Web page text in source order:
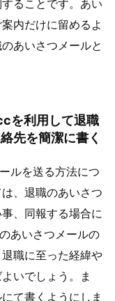
ることです。あい
内だけに留めるよ
あいさつメールと
を利用して退職
先を簡潔に書く
ルを送る方法につ
、退職のあいさつ
、同報する場合に
あいさつメールの
職に至った経緯や
いでしょう。ま
て書くようにしま